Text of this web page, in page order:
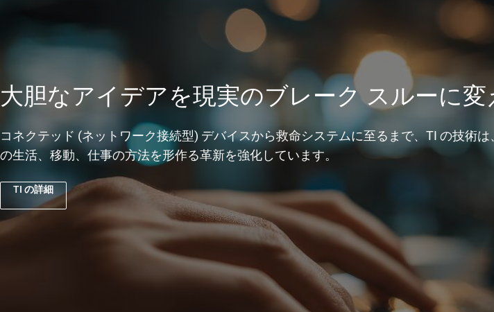
大胆なアイデアを現実のブレーク スルーに変
コネクテッド (ネットワーク接続型) デバイスから救命システムに至るまで、TI の技術は
の生活、移動、仕事の方法を形作る革新を強化しています。
TI の詳細